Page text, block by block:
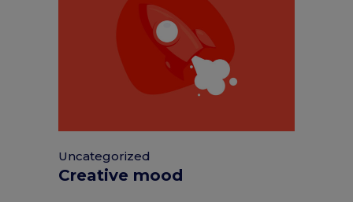
Uncategorized
Creative mood